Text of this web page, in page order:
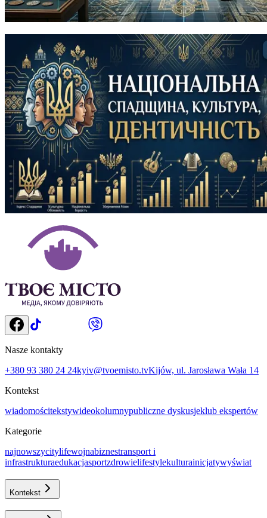
Nasze kontakty
+380 93 380 24 24kyiv@tvoemisto.tvKijów, ul. Jarosława Wała 14
Kontekst
wiadomościtekstywideokolumnypubliczne dyskusjeklub ekspertów
Kategorie
najnowszycitylifewojnabiznestransport i
infrastrukturaеdukacjasportzdrowielifestylekulturainicjatywyświat
Kontekst